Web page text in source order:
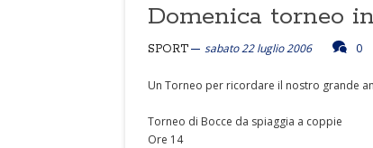
Domenica torneo
SPORT sabato 22 luglio 2006 0
Un Torneo per ricordare il nostro grande
Torneo di Bocce da spiaggia a coppie
Ore 14